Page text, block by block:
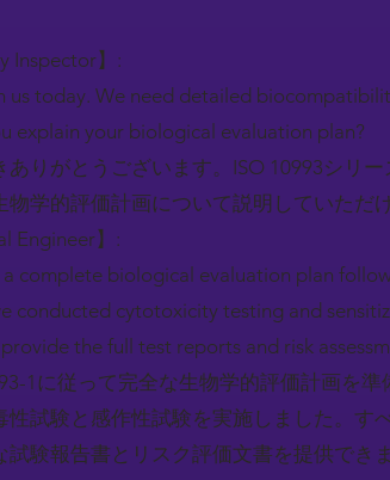
Inspector】:
us today. We need detailed
explain your biological evaluation plan?
ありがとうございます。ISO 10993シリ
学的評価計画について説明していただ
Engineer】:
complete biological evaluation plan
conducted cytotoxicity testing and
the full test reports and risk
1に従って完全な生物学的評価計画を
性試験と感作性試験を実施しました。す
験報告書とリスク評価文書を提供できま